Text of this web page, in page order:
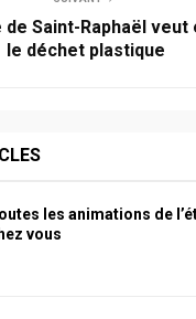
de Saint-Raphaël
le déchet plastique
les animations de
vous